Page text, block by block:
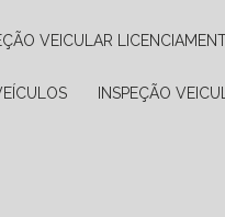
VEICULAR
INSPEÇÃO